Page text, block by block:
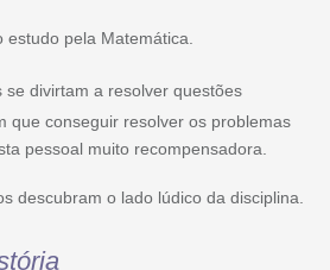
estudo pela Matemática.
se divirtam a resolver questões
que conseguir resolver os problemas
pessoal muito recompensadora.
descubram o lado lúdico da disciplina.